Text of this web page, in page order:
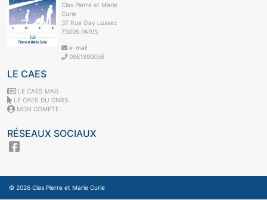
Clas Pierre et Marie
Curie
37 Rue Gay Lussac
75005 PARIS
e-mail
0981990056
LE CAES
LE CAES MAG
LE CAES DU CNRS
MON COMPTE
RÉSEAUX SOCIAUX
© 2026 Clas Pierre et Marie Curie